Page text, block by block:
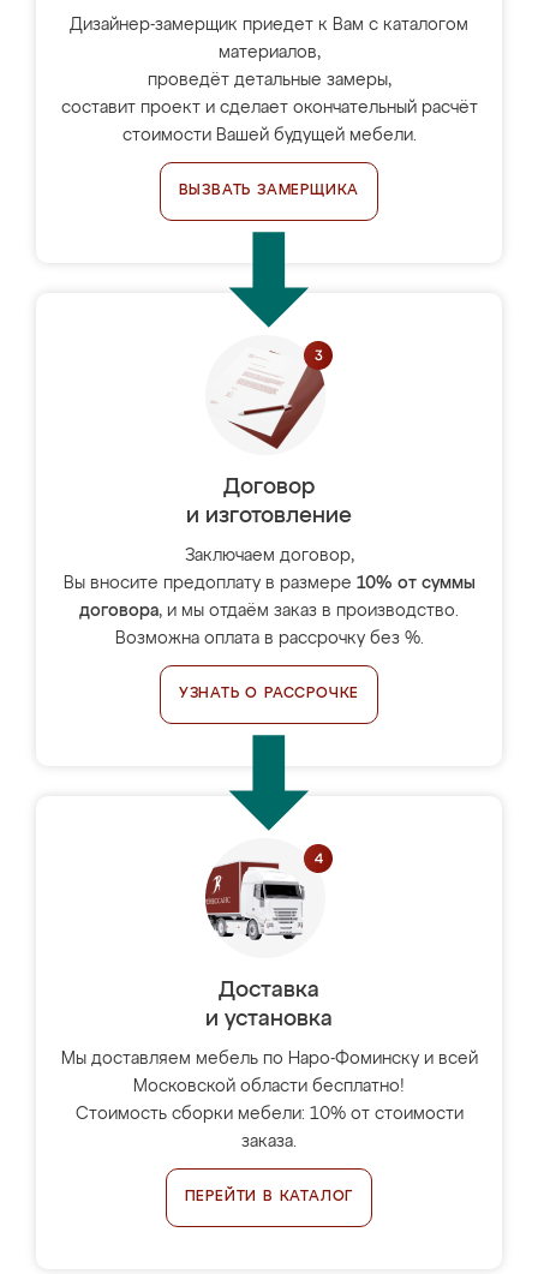
Дизайнер-замерщик приедет к Вам с каталогом
материалов,
проведёт детальные замеры,
составит проект и сделает окончательный расчёт
стоимости Вашей будущей мебели.
ВЫЗВАТЬ ЗАМЕРЩИКА
Договор
и изготовление
Заключаем договор,
Вы вносите предоплату в размере 10% от суммы
договора, и мы отдаём заказ в производство.
Возможна оплата в рассрочку без %.
УЗНАТЬ О РАССРОЧКЕ
Доставка
и установка
Мы доставляем мебель по Наро-Фоминску и всей
Московской области бесплатно!
Стоимость сборки мебели: 10% от стоимости
заказа.
ПЕРЕЙТИ В КАТАЛОГ